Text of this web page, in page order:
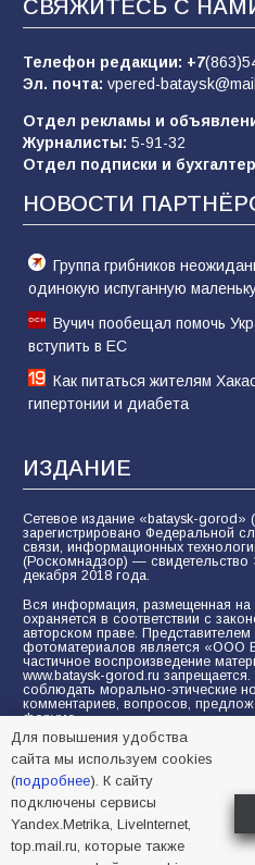
Батайчане вышли в
конкурса «Большая
62 04.08.2026
В детском саду № 17
Мисс»
53 08.08.2026
СВЯЖИТЕСЬ С
Телефон редакции: +7
Эл. почта: vpered-
Отдел рекламы и
Журналисты: 5-91-32
Отдел подписки и
НОВОСТИ
Группа грибников
одинокую испуганную
Вучич пообещал помочь
вступить в ЕС
Как питаться жителям
гипертонии и диабета
ИЗДАНИЕ
Сетевое издание «bataysk-gorod»
зарегистрировано Федеральной
связи, информационных
(Роскомнадзор) —
декабря 2018 года.
Вся информация, размещенная на
охраняется в соответствии с
авторском праве. Представителем
фотоматериалов является «ООО
частичное воспроизведение
www.bataysk-gorod.ru
соблюдать морально-этические
комментариев, вопросов,
форуме.
Политика конфиденциальности и
Согласие на обработку
сервисов Yandex.Metrika,
© 2005-2026 БИА «ВПЕРЕД»
Для повышения удобства
сайта мы используем cookies
(подробнее). К сайту
подключены сервисы
Yandex.Metrika, LiveInternet,
top.mail.ru, которые также